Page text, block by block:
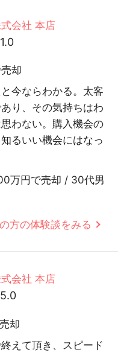
会社 本店
1.0
却
今ならわかる。太客
り、その気持ちはわ
わない。購入機会の
るいい機会にはなっ
万円で売却 / 30代男
方の体験談をみる
会社 本店
5.0
却
えて頂き、スピード